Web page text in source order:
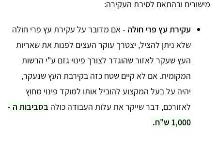
מישורים ובהתאם לסיבת העקירה:
עקירת עץ פרי חולה - אם מדובר על עקירת עץ פרי חולה
שלא ניתן להציל, יצטרך עוקר העצים לפנות את שאריות
העץ שעקר לאזור שהוגדר לצורך פינוי גזם ע"י הרשות
המקומית. אם לא קיים שטח כזה בקירבת העץ שנעקר,
יהיה על בעל המקצוע להוביל אותו למוקד פינוי מחוץ
לאזורכם, דבר שייקר את עלות העבודה כולה בסביבות ה -
1,000 ש"ח.